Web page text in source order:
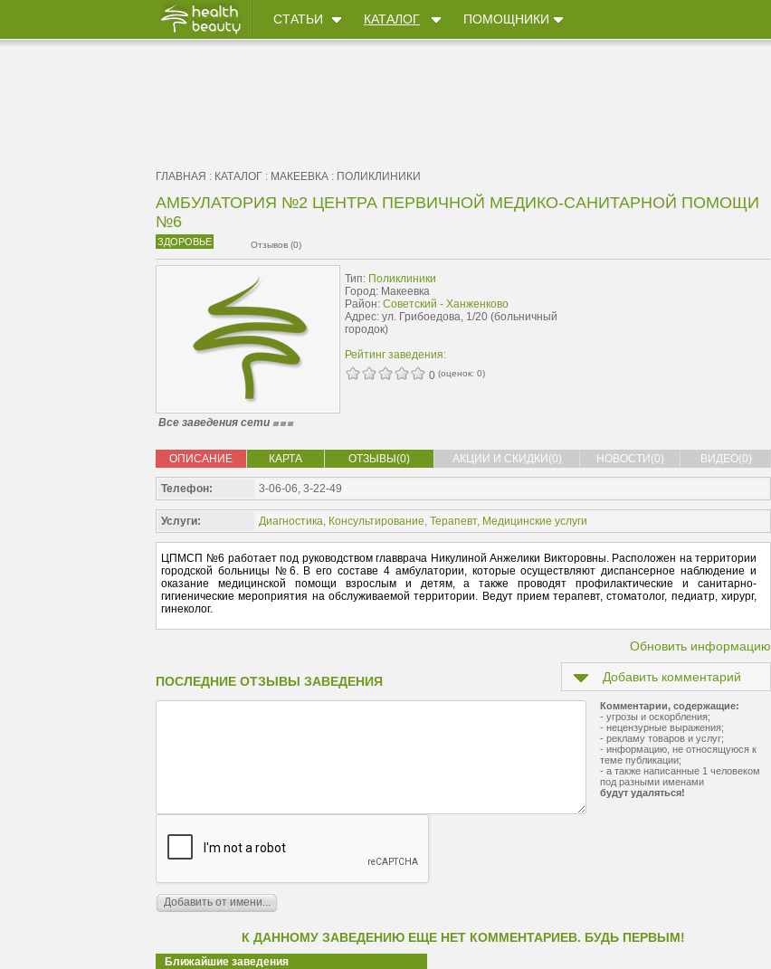
СТАТЬИ КАТАЛОГ ПОМОЩНИКИ
ГЛАВНАЯ : КАТАЛОГ : МАКЕЕВКА : ПОЛИКЛИНИКИ
АМБУЛАТОРИЯ №2 ЦЕНТРА ПЕРВИЧНОЙ МЕДИКО-САНИТАРНОЙ ПОМОЩИ
№6
ЗДОРОВЬЕ Отзывов (0)
Тип: Поликлиники
Город: Макеевка
Район: Советский - Ханженково
Адрес: ул. Грибоедова, 1/20 (больничный
городок)
Рейтинг заведения:
0 (оценок: 0)
Все заведения сети
ОПИСАНИЕ КАРТА ОТЗЫВЫ(0) АКЦИИ И СКИДКИ(0) НОВОСТИ(0) ВИДЕО(0)
Телефон: 3-06-06, 3-22-49
Услуги: Диагностика, Консультирование, Терапевт, Медицинские услуги
ЦПМСП №6 работает под руководством главврача Никулиной Анжелики Викторовны. Расположен на территории
городской больницы №6. В его составе 4 амбулатории, которые осуществляют диспансерное наблюдение и
оказание медицинской помощи взрослым и детям, а также проводят профилактические и санитарно-
гигиенические мероприятия на обслуживаемой территории. Ведут прием терапевт, стоматолог, педиатр, хирург,
гинеколог.
Обновить информацию
ПОСЛЕДНИЕ ОТЗЫВЫ ЗАВЕДЕНИЯ Добавить комментарий
Комментарии, содержащие:
- угрозы и оскорбления;
- нецензурные выражения;
- рекламу товаров и услуг;
- информацию, не относящуюся к
теме публикации;
- а также написанные 1 человеком
под разными именами
будут удаляться!
К ДАННОМУ ЗАВЕДЕНИЮ ЕЩЕ НЕТ КОММЕНТАРИЕВ. БУДЬ ПЕРВЫМ!
Ближайшие заведения